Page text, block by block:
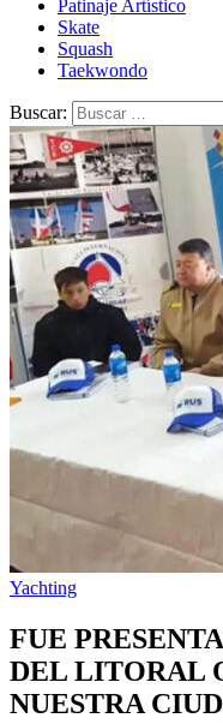
Patinaje Artístico
Skate
Squash
Taekwondo
Buscar:
Yachting
FUE
DEL LITORAL
NUESTRA